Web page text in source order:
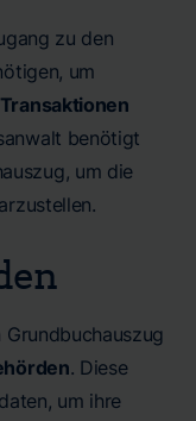
zu den
um
Transaktionen
benötigt
um die
. Diese
um ihre